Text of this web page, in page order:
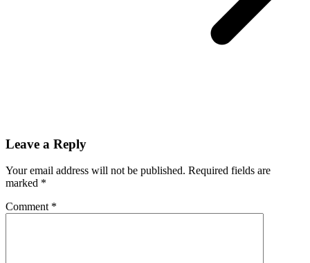
Leave a Reply
Your email address will not be published. Required fields are
marked *
Comment *